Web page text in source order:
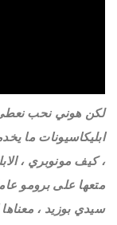
لكن هوني نحب
ابليكاسيونات ما
، كيف مونوبري ،
متعها على برومو
سيدي بوزيد ،